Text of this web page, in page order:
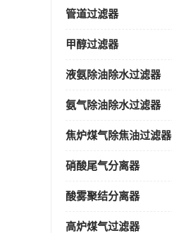
管道过滤器
甲醇过滤器
液氨除油除水过滤器
氨气除油除水过滤器
焦炉煤气除焦油过滤器
硝酸尾气分离器
酸雾聚结分离器
高炉煤气过滤器